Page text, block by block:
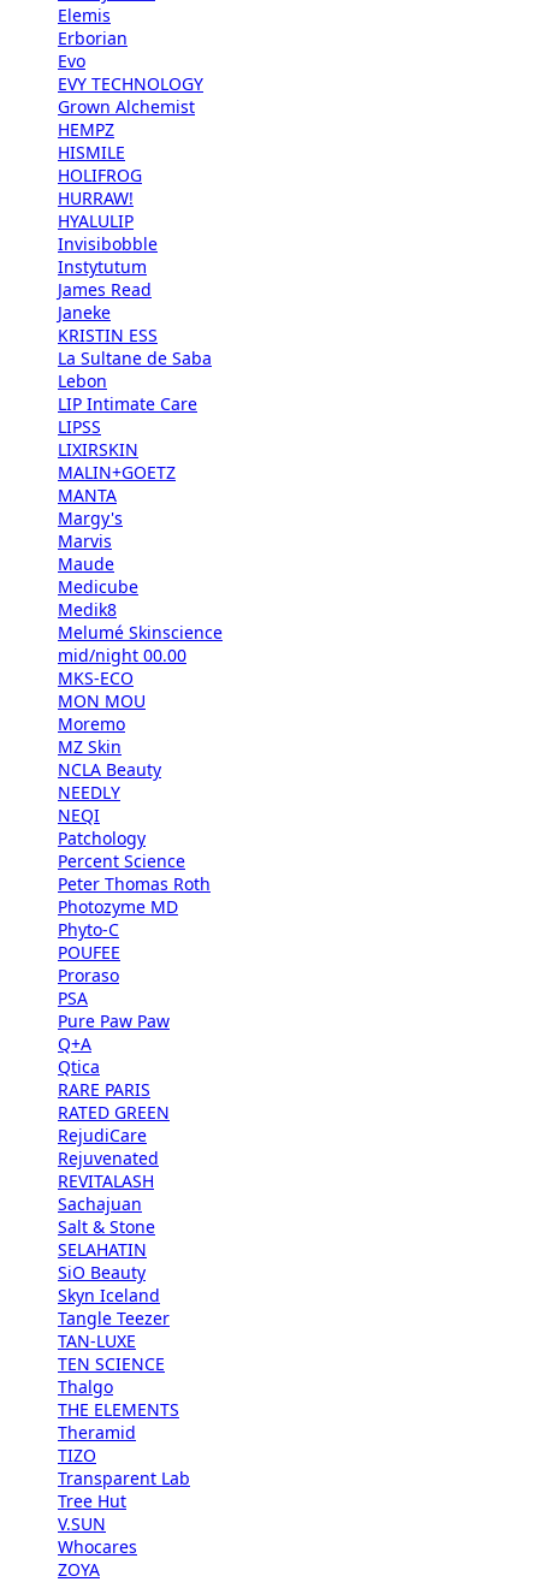
Elemis
Erborian
Evo
EVY TECHNOLOGY
Grown Alchemist
HEMPZ
HISMILE
HOLIFROG
HURRAW!
HYALULIP
Invisibobble
Instytutum
James Read
Janeke
KRISTIN ESS
La Sultane de Saba
Lebon
LIP Intimate Care
LIPSS
LIXIRSKIN
MALIN+GOETZ
MANTA
Margy's
Marvis
Maude
Medicube
Medik8
Melumé Skinscience
mid/night 00.00
MKS-ECO
MON MOU
Moremo
MZ Skin
NCLA Beauty
NEEDLY
NEQI
Patchology
Percent Science
Peter Thomas Roth
Photozyme MD
Phyto-C
POUFEE
Proraso
PSA
Pure Paw Paw
Q+A
Qtica
RARE PARIS
RATED GREEN
RejudiCare
Rejuvenated
REVITALASH
Sachajuan
Salt & Stone
SELAHATIN
SiO Beauty
Skyn Iceland
Tangle Teezer
TAN-LUXE
TEN SCIENCE
Thalgo
THE ELEMENTS
Theramid
TIZO
Transparent Lab
Tree Hut
V.SUN
Whocares
ZOYA